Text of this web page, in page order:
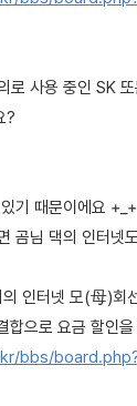
로 사용 중인 SK
?
기 때문이에요 +_+
곰님 댁의 인터넷
인터넷 모(母)
으로 요금 할인
bbs/